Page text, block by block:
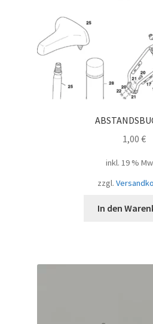
1,00 €
inkl. 19 %
zzgl.
In den